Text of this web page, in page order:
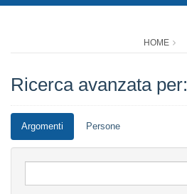
HOME
Ricerca avanzata per:
Argomenti Persone